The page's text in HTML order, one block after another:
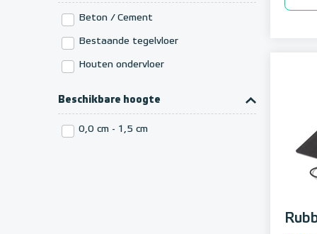
Beton / Cement
Bestaande tegelvloer
Houten ondervloer
Beschikbare hoogte
0,0 cm - 1,5 cm